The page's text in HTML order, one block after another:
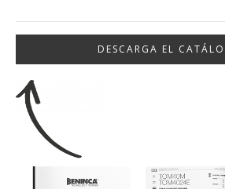
DESCARGA EL